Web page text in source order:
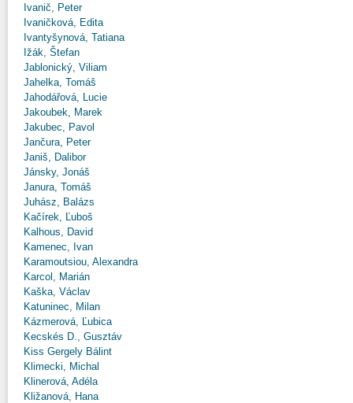
Ivanič, Peter
Ivaničková, Edita
Ivantyšynová, Tatiana
Ižák, Štefan
Jablonický, Viliam
Jahelka, Tomáš
Jahodářová, Lucie
Jakoubek, Marek
Jakubec, Pavol
Jančura, Peter
Janiš, Dalibor
Jánsky, Jonáš
Janura, Tomáš
Juhász, Balázs
Kačírek, Ľuboš
Kalhous, David
Kamenec, Ivan
Karamoutsiou, Alexandra
Karcol, Marián
Kaška, Václav
Katuninec, Milan
Kázmerová, Ľubica
Kecskés D., Gusztáv
Kiss Gergely Bálint
Klimecki, Michal
Klinerová, Adéla
Kližanová, Hana